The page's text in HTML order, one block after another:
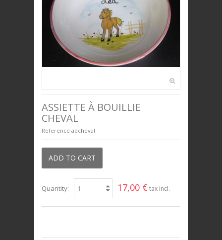
+
ANIMAUX
+
BIJOUX
+
UNIVERS ENFANTS
PRESTIGE
ASSIETTE À BOUILLIE
CHEVAL
Reference abcheval
ADD TO CART
Quantity: 17,00 € tax incl.